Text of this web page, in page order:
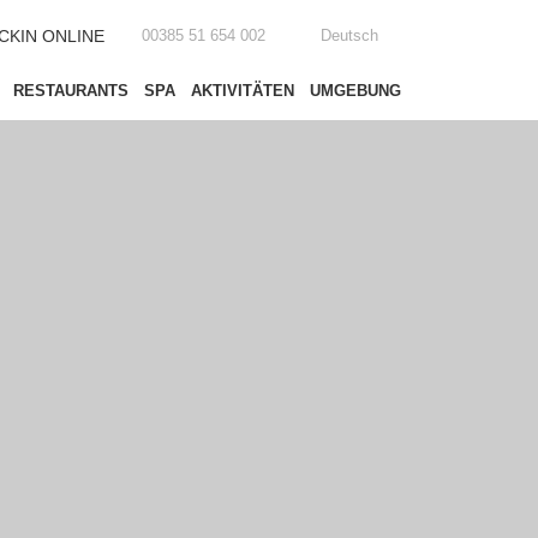
ONLINE 00385 51 654 002 Deutsch
RESTAURANTS SPA AKTIVITÄTEN UMGEBUNG